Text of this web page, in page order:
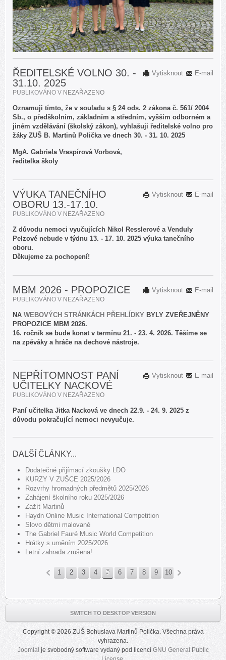
E-mail
Vytisknout
ŘEDITELSKÉ VOLNO 30. -
31.10. 2025
PUBLIKOVÁNO V NEZAŘAZENO
Oznamuji tímto, že v souladu s § 24 ods. 2 zákona č. 561/ 2004
Sb., o předškolním, základním a středním, vyšším odborném a
jiném vzdělávání (školský zákon), vyhlašuji ředitelské volno pro
žáky ZUŠ B. Martinů Polička ve dnech 30. - 31. 10. 2025
MgA. Gabriela Vraspírová Vorbová,
ředitelka školy
E-mail
Vytisknout
VÝUKA TANEČNÍHO
OBORU 13.-17.10.
PUBLIKOVÁNO V NEZAŘAZENO
Z důvodu nemoci vyučujících Nikol Resslerové a Venduly
Pelzové nebude v týdnu 13. - 17. 10. 2025 výuka tanečního
oboru.
Děkujeme za pochopení!
E-mail
Vytisknout
MBM 2026 - PROPOZICE
PUBLIKOVÁNO V NEZAŘAZENO
NA WEBOVÝCH STRÁNKÁCH PŘEHLÍDKY BYLY ZVEŘEJNĚNY
PROPOZICE MBM 2026.
16. ročník se bude konat v termínu 21. - 23. 4. 2026. Těšíme se
na zpěváky a hráče na dechové nástroje.
E-mail
Vytisknout
NEPŘÍTOMNOST PANÍ
UČITELKY NACKOVÉ
PUBLIKOVÁNO V NEZAŘAZENO
Paní učitelka Jitka Nacková ve dnech 22.9. - 24. 9. 2025 z
důvodu pokračující nemoci nevyučuje.
DALŠÍ ČLÁNKY...
Dodatečné přijímací zkoušky LDO
KURZY V ZUŠCE 2025/2026
Rozvrhy hromadných předmětů 2025/2026
Zahájení školního roku 2025/2026
Zažít Martinů
Haydn Online Music International Competition
Slovo dětmi malované
The Gabriel Fauré Music World Competition
Hrátky s uměním 2025/2026
Letní zahrada zrušena!
«
1 2 3 4 5 6 7 8 9 10
SWITCH TO DESKTOP VERSION
Copyright © 2026 ZUŠ Bohuslava Martinů Polička. Všechna práva
vyhrazena.
Joomla!je svobodný software vydaný pod licencí GNU General Public